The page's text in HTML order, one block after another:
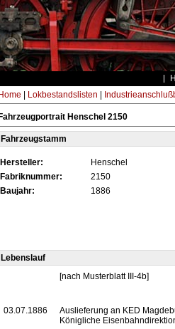
Home Lokbestandslisten
Fahrzeugportrait Henschel 2150
Fahrzeugstamm
Hersteller:
Henschel
Fabriknummer:
2150
Baujahr:
1886
Lebenslauf
[nach Musterblatt III-4b]
03.07.1886
Auslieferung an KED
Königliche